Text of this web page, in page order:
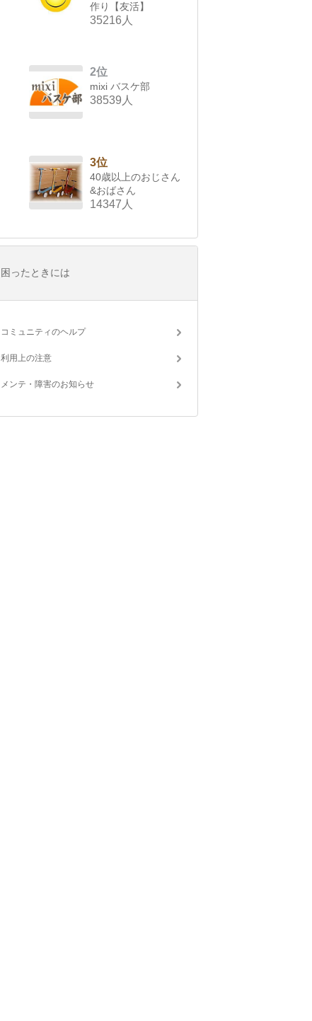
作り【友活】
35216人
2位
mixi バスケ部
38539人
3位
40歳以上のおじさん
&おばさん
14347人
困ったときには
コミュニティのヘルプ
利用上の注意
メンテ・障害のお知らせ